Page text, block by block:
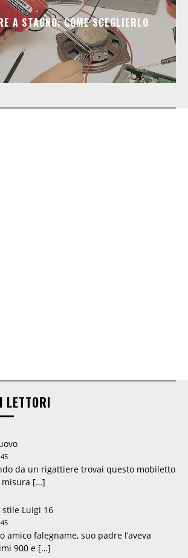
A STAGNO: COME SCEGLIERLO
LETTORI
da un rigattiere trovai questo mobiletto
misura […]
Luigi 16
amico falegname, suo padre l’aveva
900 e […]